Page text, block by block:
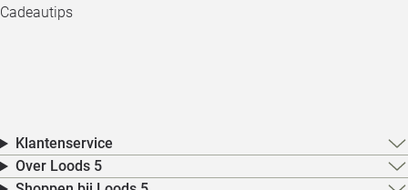
Cadeautips
Klantenservice
Over Loods 5